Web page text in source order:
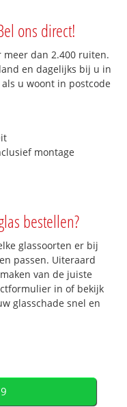
ons direct!
meer dan 2.400 ruiten.
en dagelijks bij u in
u woont in postcode
montage
bestellen?
glassoorten er bij
passen. Uiteraard
van de juiste
in of bekijk
glasschade snel en